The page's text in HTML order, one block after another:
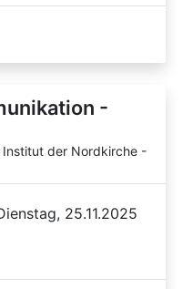
-
der Nordkirche -
25.11.2025